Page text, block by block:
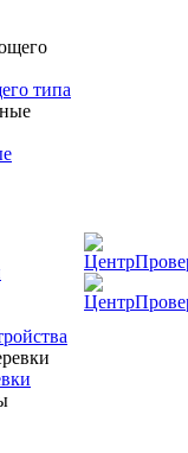
типа